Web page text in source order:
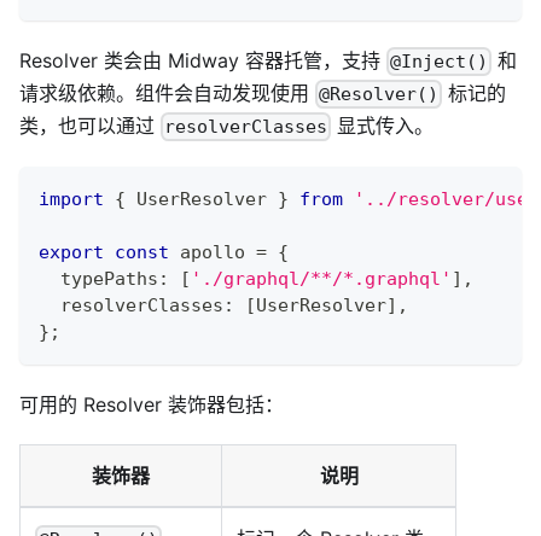
Resolver 类会由 Midway 容器托管，支持 @Inject()
和
请求级依赖。组件会自动发现使用 @Resolver()
标记的
类，也可以通过
resolverClasses 显式传入。
import { UserResolver } from '../resolver/
export const apollo = {
  typePaths
: [ './graphql/**/*.graphql' ] ,
  resolverClasses
: [UserResolver] ,
} ;
可用的 Resolver 装饰器包括：
装饰器 说明